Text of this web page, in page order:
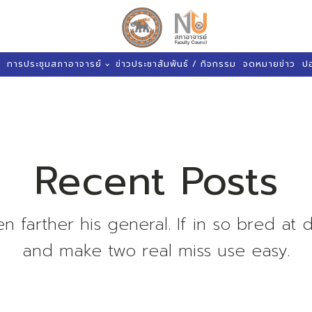
การประชุมสภาอาจารย์ ข่าวประชาสัมพันธ์ / กิจกรรม จดหมายข่าว ป
Recent Posts
farther his general. If in so bred at
and make two real miss use easy.